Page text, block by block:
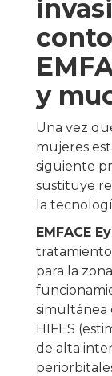
y
Una vez
mujeres
siguiente
sustituye
la
EMFACE
para la
simultánea
HIFES
de alta